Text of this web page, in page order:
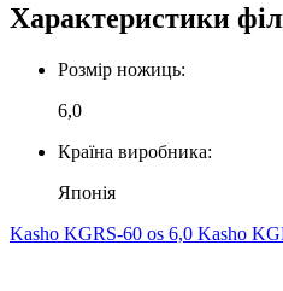
Характеристики
Розмір ножиць:
6,0
Країна виробника:
Японія
Kasho KGRS-60 os 6,0 Kasho